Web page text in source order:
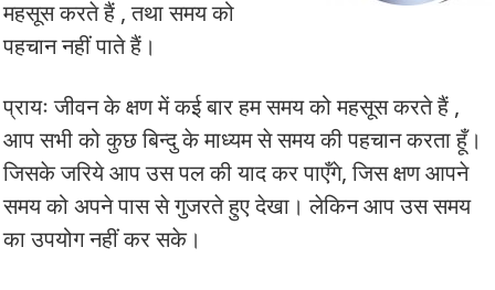
महसूस करते हैं , तथा समय को
पहचान नहीं पाते हैं।
प्रायः जीवन के क्षण में कई बार हम समय को महसूस करते हैं ,
आप सभी को कुछ बिन्दु के माध्यम से समय की पहचान करता हूँ।
जिसके जरिये आप उस पल की याद कर पाएँगे, जिस क्षण आपने
समय को अपने पास से गुजरते हुए देखा। लेकिन आप उस समय
का उपयोग नहीं कर सके।